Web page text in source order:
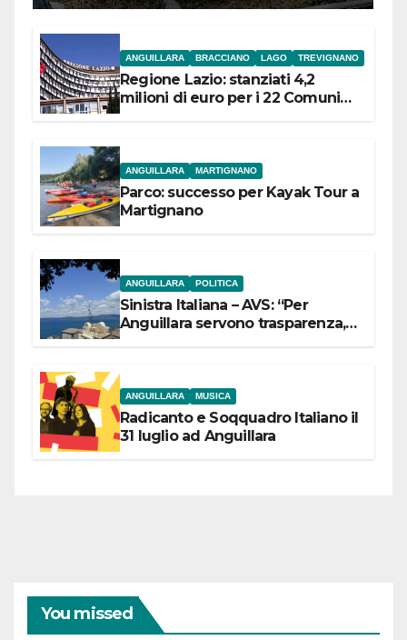
ANGUILLARA BRACCIANO LAGO TREVIGNANO
Regione Lazio: stanziati 4,2
milioni di euro per i 22 Comuni
ANGUILLARA MARTIGNANO
Parco: successo per Kayak Tour a
Martignano
ANGUILLARA POLITICA
Sinistra Italiana – AVS: “Per
Anguillara servono trasparenza,
ANGUILLARA MUSICA
Radicanto e Soqquadro Italiano il
31 luglio ad Anguillara
You missed